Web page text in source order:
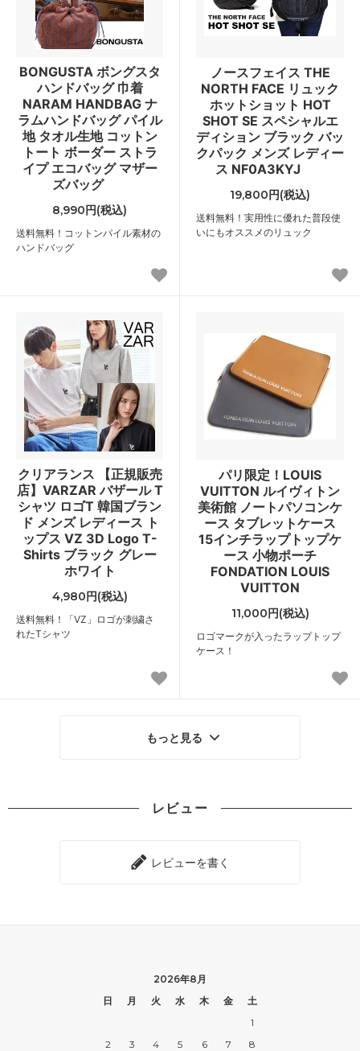
BONGUSTA ボングスタ
ハンドバッグ 巾着
NARAM HANDBAG ナ
ラムハンドバッグ パイル
地 タオル生地 コットン
トート ボーダー ストラ
イプ エコバッグ マザー
ズバッグ
8,990円(税込)
送料無料！コットンパイル素材の
ハンドバッグ
ノースフェイス THE
NORTH FACE リュック
ホットショット HOT
SHOT SE スペシャルエ
ディション ブラック バッ
クパック メンズ レディー
ス NF0A3KYJ
19,800円(税込)
送料無料！実用性に優れた普段使
いにもオススメのリュック
クリアランス 【正規販売
店】VARZAR バザール T
シャツ ロゴT 韓国ブラン
ド メンズ レディース ト
ップス VZ 3D Logo T-
Shirts ブラック グレー
ホワイト
4,980円(税込)
送料無料！「VZ」ロゴが刺繍さ
れたTシャツ
パリ限定！LOUIS
VUITTON ルイヴィトン
美術館 ノートパソコンケ
ース タブレットケース
15インチラップトップケ
ース 小物ポーチ
FONDATION LOUIS
VUITTON
11,000円(税込)
ロゴマークが入ったラップトップ
ケース！
もっと見る
レビュー
レビューを書く
2026年8月
日
月 火 水 木 金
土
1
2
3 4 5 6 7
8